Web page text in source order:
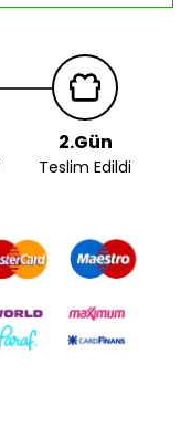
2.Gün
Teslim Edildi